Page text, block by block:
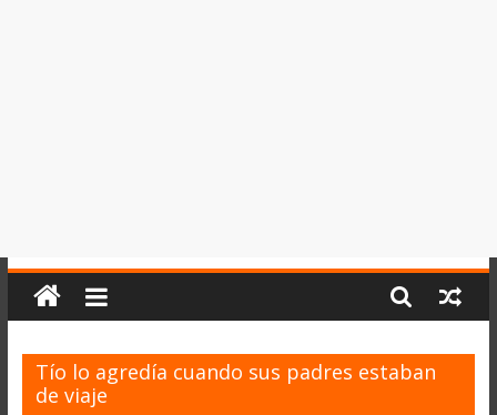
Tío lo agredía cuando sus padres estaban
de viaje